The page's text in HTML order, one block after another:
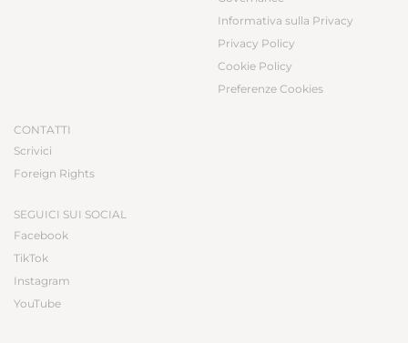
Informativa sulla Privacy
Privacy Policy
Cookie Policy
Preferenze Cookies
CONTATTI
Scrivici
Foreign Rights
SEGUICI SUI SOCIAL
Facebook
TikTok
Instagram
YouTube